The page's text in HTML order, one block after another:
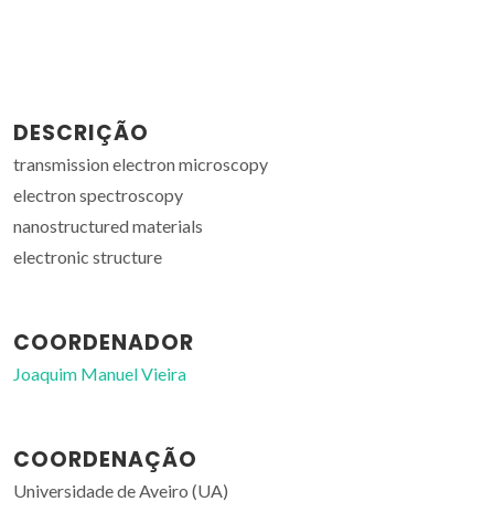
DESCRIÇÃO
transmission electron microscopy
electron spectroscopy
nanostructured materials
electronic structure
COORDENADOR
Joaquim Manuel Vieira
COORDENAÇÃO
Universidade de Aveiro (UA)